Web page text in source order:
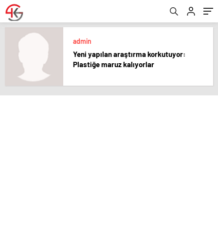
admin
Yeni yapılan araştırma korkutuyor:
Plastiğe maruz kalıyorlar